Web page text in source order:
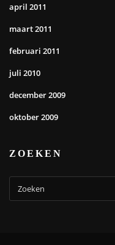
april 2011
maart 2011
februari 2011
juli 2010
december 2009
oktober 2009
ZOEKEN